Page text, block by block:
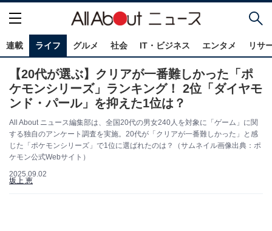
連載 ライフ グルメ 社会 IT・ビジネス エンタメ リサ
【20代が選ぶ】クリアが一番難しかった「ポ
ケモンシリーズ」ランキング！ 2位「ダイヤモ
ンド・パール」を抑えた1位は？
All About ニュース編集部は、全国20代の男女240人を対象に「ゲーム」に関
する独自のアンケート調査を実施。20代が「クリアが一番難しかった」と感
じた「ポケモンシリーズ」で1位に選ばれたのは？（サムネイル画像出典：ポ
ケモン公式Webサイト）
2025.09.02
坂上 恵